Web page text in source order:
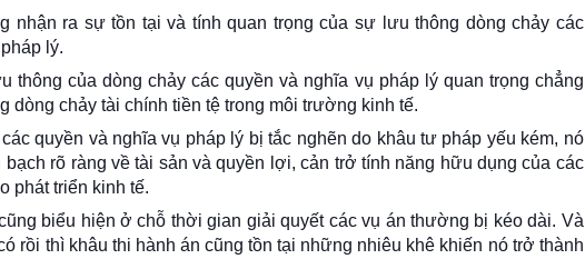
nhận ra sự tồn tại và tính quan trọng của sự lưu thông dòng chảy các
lý.
thông của dòng chảy các quyền và nghĩa vụ pháp lý quan trọng chẳng
dòng chảy tài chính tiền tệ trong môi trường kinh tế.
quyền và nghĩa vụ pháp lý bị tắc nghẽn do khâu tư pháp yếu kém, nó
rõ ràng về tài sản và quyền lợi, cản trở tính năng hữu dụng của các
phát triển kinh tế.
biểu hiện ở chỗ thời gian giải quyết các vụ án thường bị kéo dài. Và
rồi thì khâu thi hành án cũng tồn tại những nhiêu khê khiến nó trở thành